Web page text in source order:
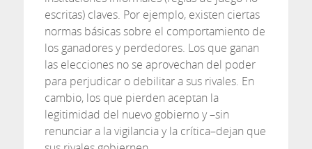
escritas) claves. Por ejemplo, existen ciertas
normas básicas sobre el comportamiento de
los ganadores y perdedores. Los que ganan
las elecciones no se aprovechan del poder
para perjudicar o debilitar a sus rivales. En
cambio, los que pierden aceptan la
legitimidad del nuevo gobierno y –sin
renunciar a la vigilancia y la crítica–dejan que